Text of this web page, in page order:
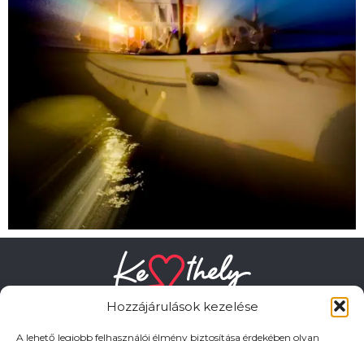
Hozzájárulások kezelése
A lehető legjobb felhasználói élmény biztosítása érdekében olyan